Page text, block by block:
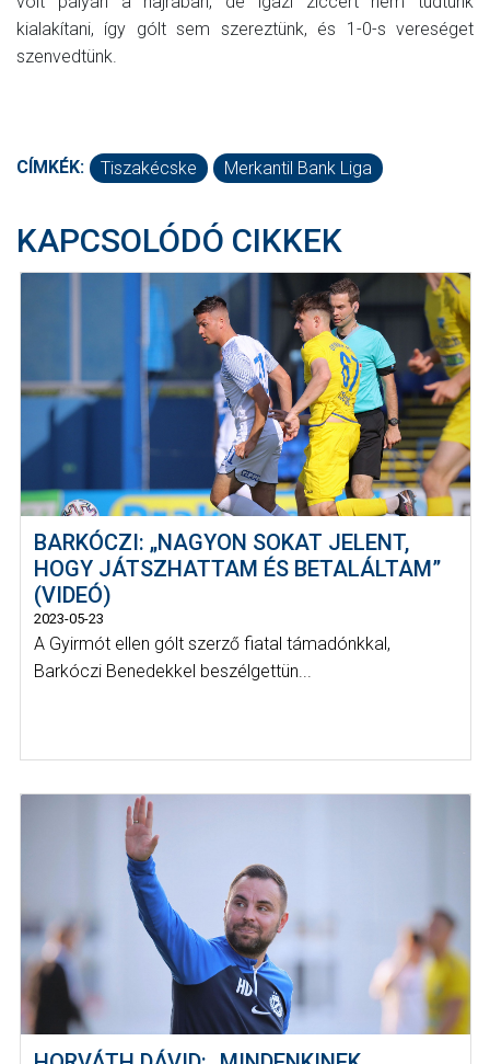
kialakítani, így gólt sem szereztünk, és 1-0-s vereséget
szenvedtünk.
CÍMKÉK: Tiszakécske Merkantil Bank Liga
KAPCSOLÓDÓ CIKKEK
BARKÓCZI: „NAGYON SOKAT JELENT,
HOGY JÁTSZHATTAM ÉS BETALÁLTAM”
(VIDEÓ)
2023-05-23
A Gyirmót ellen gólt szerző fiatal támadónkkal,
Barkóczi Benedekkel beszélgettün...